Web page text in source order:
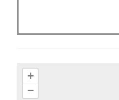
+
−